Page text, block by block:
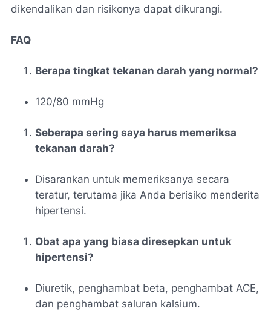
dikendalikan dan risikonya dapat dikurangi.
FAQ
Berapa tingkat tekanan darah yang normal?
120/80 mmHg
Seberapa sering saya harus memeriksa
tekanan darah?
Disarankan untuk memeriksanya secara
teratur, terutama jika Anda berisiko menderita
hipertensi.
Obat apa yang biasa diresepkan untuk
hipertensi?
Diuretik, penghambat beta, penghambat ACE,
dan penghambat saluran kalsium.